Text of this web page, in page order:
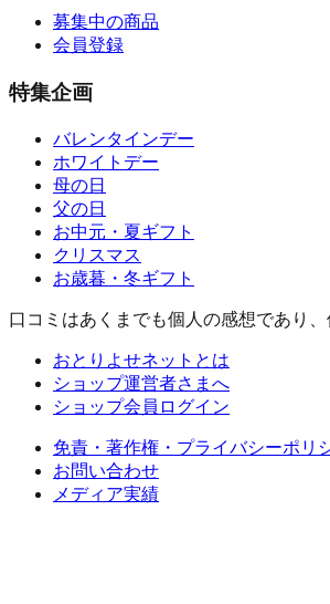
募集中の商品
会員登録
特集企画
バレンタインデー
ホワイトデー
母の日
父の日
お中元・夏ギフト
クリスマス
お歳暮・冬ギフト
口コミはあくまでも個人の感想であり
おとりよせネットとは
ショップ運営者さまへ
ショップ会員ログイン
免責・著作権・プライバシーポリ
お問い合わせ
メディア実績